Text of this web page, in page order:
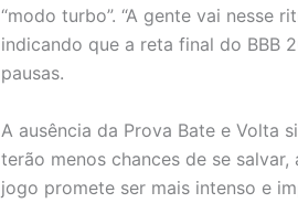
“modo turbo”. “A gente vai nesse
indicando que a reta final do BBB
pausas.
A ausência da Prova Bate e Volta
terão menos chances de se
jogo promete ser mais intenso e